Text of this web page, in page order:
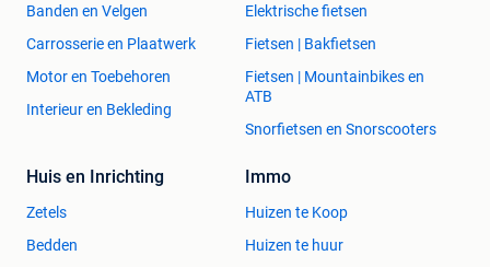
Banden en Velgen
Carrosserie en Plaatwerk
Motor en Toebehoren
Interieur en Bekleding
Elektrische fietsen
Fietsen | Bakfietsen
Fietsen | Mountainbikes en
ATB
Snorfietsen en Snorscooters
Huis en Inrichting
Zetels
Bedden
Immo
Huizen te Koop
Huizen te huur